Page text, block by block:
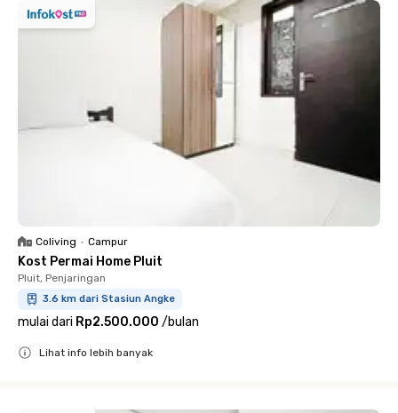
Coliving • Campur
Kost Permai Home Pluit
Pluit, Penjaringan
3.6 km dari Stasiun Angke
mulai dari Rp2.500.000 /bulan
Lihat info lebih banyak